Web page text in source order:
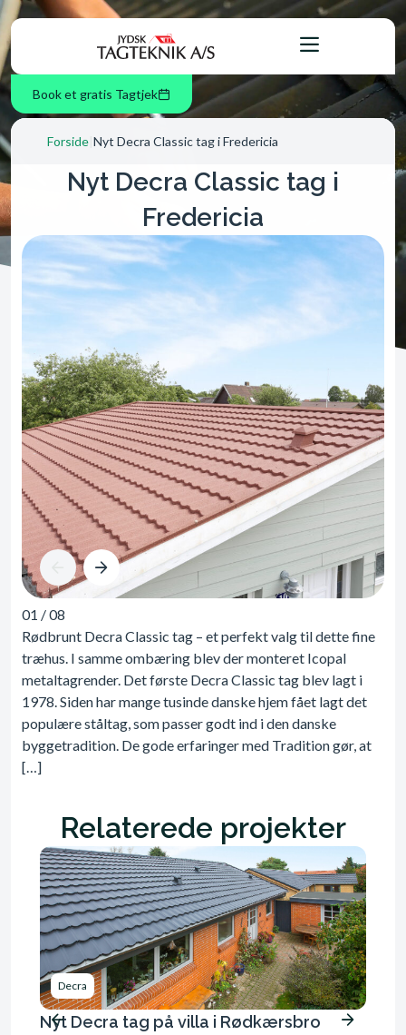
Book et gratis Tagtjek
Forside Nyt Decra Classic tag i Fredericia
Nyt Decra Classic tag i
Fredericia
01 /08
Rødbrunt Decra Classic tag – et perfekt valg til dette fine
træhus. I samme ombæring blev der monteret Icopal
metaltagrender. Det første Decra Classic tag blev lagt i
1978. Siden har mange tusinde danske hjem fået lagt det
populære ståltag, som passer godt ind i den danske
byggetradition. De gode erfaringer med Tradition gør, at
[…]
Relaterede projekter
Decra
Nyt Decra tag på villa i Rødkærsbro